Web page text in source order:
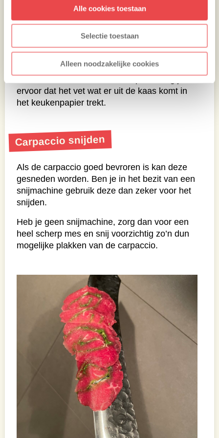
Alle cookies toestaan
Selectie toestaan
Alleen noodzakelijke cookies
opletten dat de kaas niet verbrand, je kan
altijd voorzichtig het bakpapier een kwartslag
draaien als de kaas dreigt te verbranden. Als
bakpapier met de kaas van de BBQ. Leg een
stuk keukenpapier klaar en leg hier de
krokante Parmezaanse kaas op. Zo zorg je
ervoor dat het vet wat er uit de kaas komt in
het keukenpapier trekt.
Carpaccio snijden
Als de carpaccio goed bevroren is kan deze
gesneden worden. Ben je in het bezit van een
snijmachine gebruik deze dan zeker voor het
snijden.
Heb je geen snijmachine, zorg dan voor een
heel scherp mes en snij voorzichtig zo’n dun
mogelijke plakken van de carpaccio.